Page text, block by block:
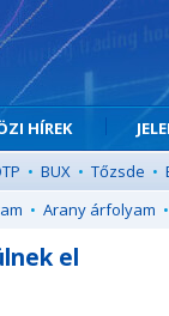
HÍREK
• BUX • Tőzsde •
• Arany árfolyam •
el